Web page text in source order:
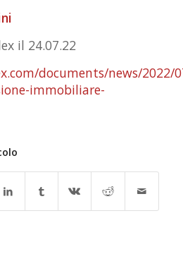
il 24.07.22
documents/news/2022/
immobiliare-